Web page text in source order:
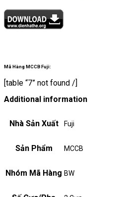
Mã Hàng MCCB Fuji:
[table “7” not found /]
Additional information
Nhà Sản Xuất Fuji
Sản Phẩm MCCB
Nhóm Mã Hàng BW